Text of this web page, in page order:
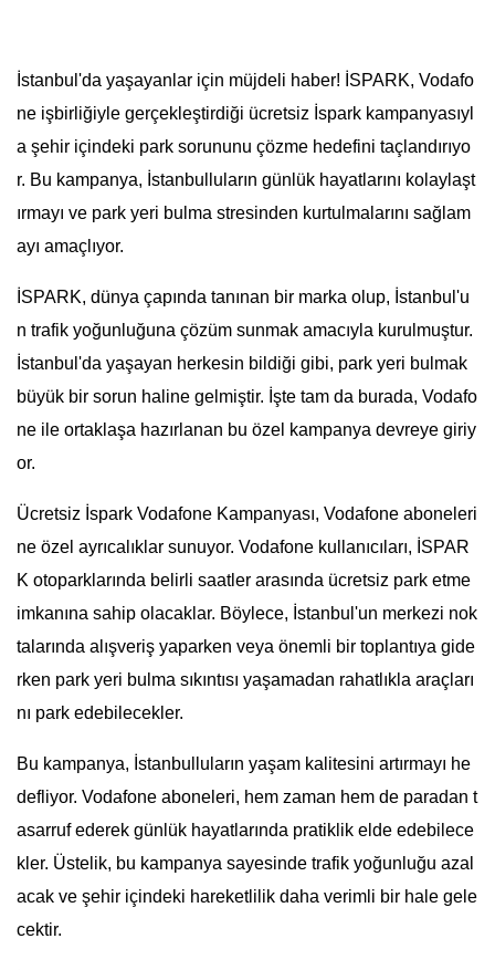
İstanbul'da yaşayanlar için müjdeli haber! İSPARK, Vodafo
ne işbirliğiyle gerçekleştirdiği ücretsiz İspark kampanyasıyl
a şehir içindeki park sorununu çözme hedefini taçlandırıyo
r. Bu kampanya, İstanbulluların günlük hayatlarını kolaylaşt
ırmayı ve park yeri bulma stresinden kurtulmalarını sağlam
ayı amaçlıyor.
İSPARK, dünya çapında tanınan bir marka olup, İstanbul'u
n trafik yoğunluğuna çözüm sunmak amacıyla kurulmuştur.
İstanbul'da yaşayan herkesin bildiği gibi, park yeri bulmak
büyük bir sorun haline gelmiştir. İşte tam da burada, Vodafo
ne ile ortaklaşa hazırlanan bu özel kampanya devreye giriy
or.
Ücretsiz İspark Vodafone Kampanyası, Vodafone aboneleri
ne özel ayrıcalıklar sunuyor. Vodafone kullanıcıları, İSPAR
K otoparklarında belirli saatler arasında ücretsiz park etme
imkanına sahip olacaklar. Böylece, İstanbul'un merkezi nok
talarında alışveriş yaparken veya önemli bir toplantıya gide
rken park yeri bulma sıkıntısı yaşamadan rahatlıkla araçları
nı park edebilecekler.
Bu kampanya, İstanbulluların yaşam kalitesini artırmayı he
defliyor. Vodafone aboneleri, hem zaman hem de paradan t
asarruf ederek günlük hayatlarında pratiklik elde edebilece
kler. Üstelik, bu kampanya sayesinde trafik yoğunluğu azal
acak ve şehir içindeki hareketlilik daha verimli bir hale gele
cektir.